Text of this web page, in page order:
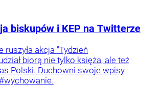
biskupów i KEP na Twitterze
akcja "Tydzień
biorą nie tylko księża, ale też
Polski. Duchowni swoje wpisy